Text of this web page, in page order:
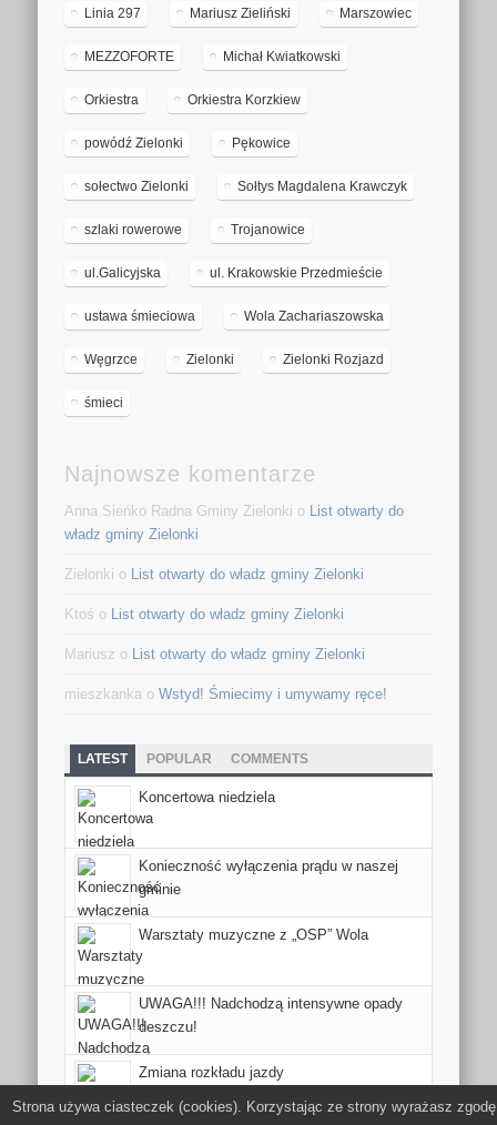
Linia 297 Mariusz Zieliński Marszowiec
MEZZOFORTE Michał Kwiatkowski
Orkiestra Orkiestra Korzkiew
powódź Zielonki Pękowice
sołectwo Zielonki Sołtys Magdalena Krawczyk
szlaki rowerowe Trojanowice
ul.Galicyjska ul. Krakowskie Przedmieście
ustawa śmieciowa Wola Zachariaszowska
Węgrzce Zielonki Zielonki Rozjazd
śmieci
Najnowsze komentarze
Anna Sieńko Radna Gminy Zielonki o List otwarty do
władz gminy Zielonki
Zielonki o List otwarty do władz gminy Zielonki
Ktoś o List otwarty do władz gminy Zielonki
Mariusz o List otwarty do władz gminy Zielonki
mieszkanka oWstyd! Śmiecimy i umywamy ręce!
LATEST POPULAR COMMENTS
Koncertowa niedziela
Konieczność wyłączenia prądu w naszej
gminie
Warsztaty muzyczne z „OSP” Wola
UWAGA!!! Nadchodzą intensywne opady
deszczu!
Zmiana rozkładu jazdy
Strona używa ciasteczek (cookies). Korzystając ze strony wyrażasz zgodę